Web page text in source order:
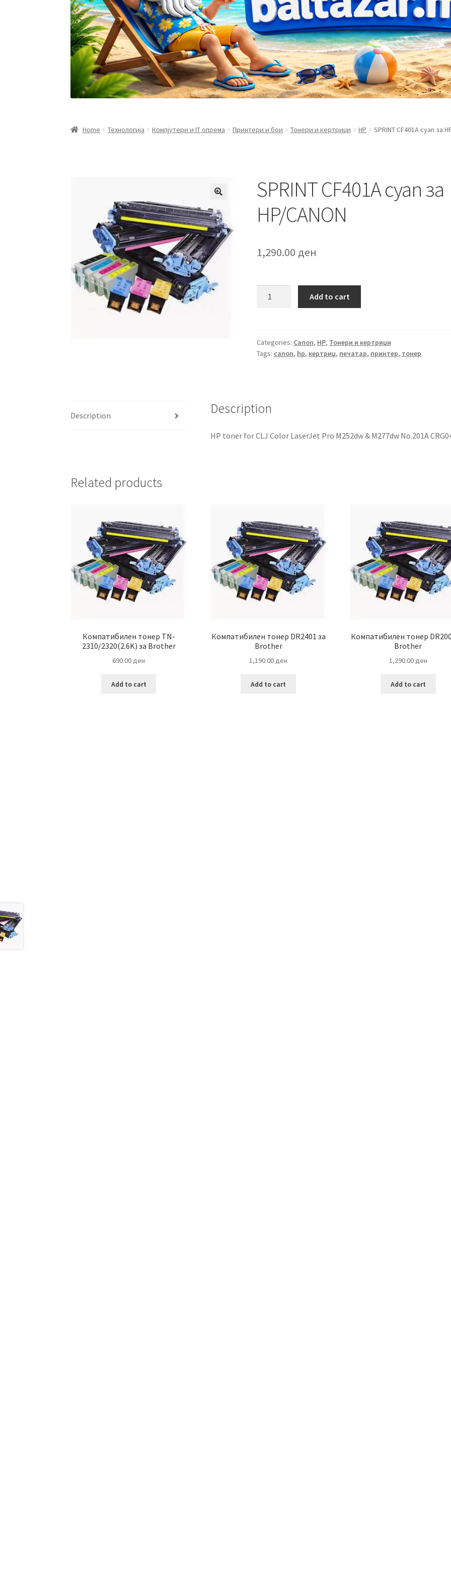
Home Технологија Компјутери и IT опрема Принтери и бои Тонери и кертриџи HP SPRINT CF401A cyan за
SPRINT CF401A cyan за
HP/CANON
1,290.00 ден
HP/CANON
quantity
Add to cart
Categories: Canon, HP, Тонери и кертриџи
Tags: canon, hp, кертриџ, печатар, принтер, тонер
Description Description
HP toner for CLJ Color LaserJet Pro M252dw & M277dw No.201A
Related products
Компатибилен тонер TN-
2310/2320(2.6K) за Brother
690.00ден
Add to cart
Компатибилен тонер DR2401 за
Brother
1,190.00ден
Add to cart
Компатибилен тонер
Brother
1,290.00ден
Add to cart